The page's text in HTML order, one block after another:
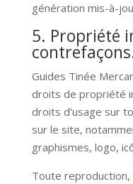
génération mis-à-
5. Propriété
Guides Tinée
droits de propriété
droits d’usage sur
sur le site,
graphismes, logo,
Toute